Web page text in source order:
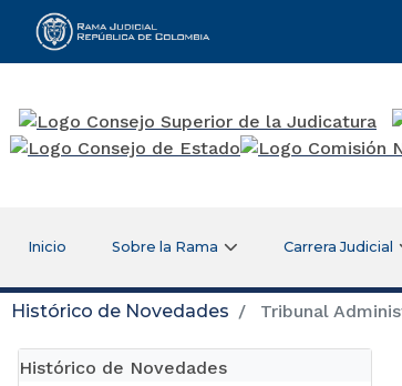
Rama Judicial
Inicio Sobre la Rama Carrera Judicial
Histórico de Novedades Tribunal
Histórico de Novedades